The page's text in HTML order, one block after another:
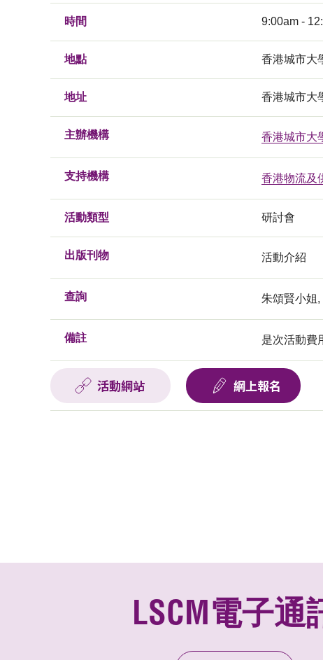
時間 9:00am -
地點 香港城市大
地址 香港城市大
主辦機構 香港城市大
支持機構 香港物流及
活動類型 研討會
出版刊物 活動介紹
查詢 朱頌賢小姐
備註 是次活動費
活動網站 網上報名
LSCM電子通